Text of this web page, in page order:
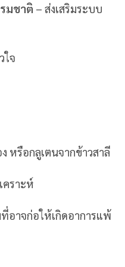
มชาติ – ส่งเสริมระบบ
จ
หรือกลูเตนจากข้าวสาลี
คราะห์
อาจก่อให้เกิดอาการแพ้